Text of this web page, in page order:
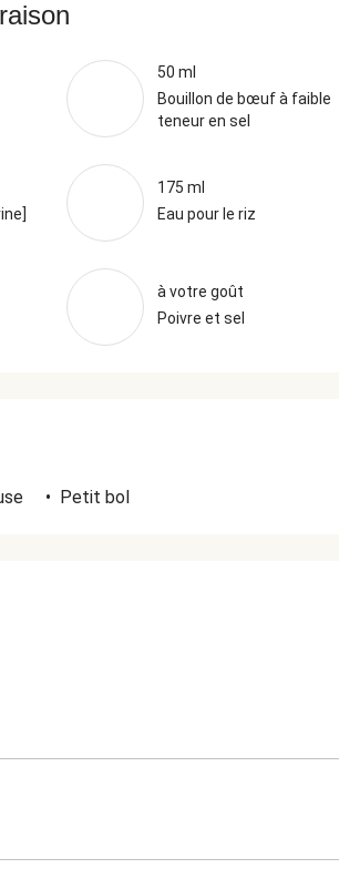
50 ml
Bouillon de bœuf à faible
teneur en sel
175 ml
Eau pour le riz
à votre goût
Poivre et sel
• Petit bol